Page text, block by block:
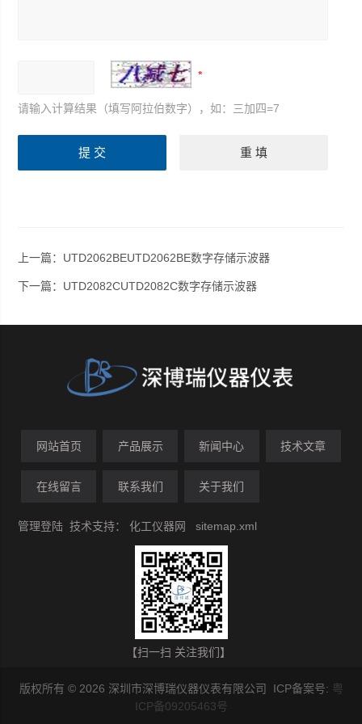
请输入计算结果（填写阿拉伯数字），如：三加四=7
上一篇： UTD2062BEUTD2062BE数字存储示波器
下一篇： UTD2082CUTD2082C数字存储示波器
网站首页 产品展示 新闻中心 技术文章
在线留言 联系我们 关于我们
管理登陆 技术支持：化工仪器网 sitemap.xml
【扫一扫 关注我们】
版权所有 © 2026 深圳市深博瑞仪器仪表有限公司 ICP备案号: 粤
ICP备09205463号